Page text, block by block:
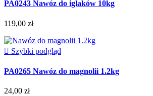
PA0243 Nawóz do iglaków 10kg
119,00 zł
 Szybki podgląd
PA0265 Nawóz do magnolii 1.2kg
24,00 zł